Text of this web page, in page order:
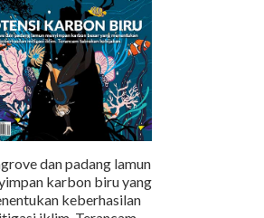
dan padang lamun
karbon biru yang
keberhasilan